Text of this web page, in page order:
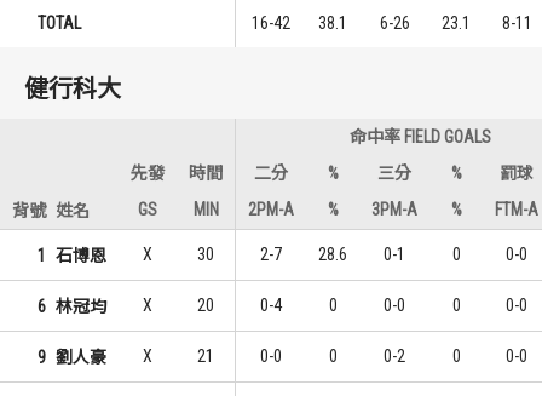
TOTAL 16-42 38.1 6-26 23.1 8-11
健行科大
命中率 FIELD GOALS
先發
時間 二分 % 三分 %
罰球
背號 姓名 GS MIN 2PM-A % 3PM-A % FTM-A
1 石博恩 X 30 2-7 28.6 0-1 0 0-0
6 林冠均 X 20 0-4 0 0-0 0 0-0
9 劉人豪 X 21 0-0 0 0-2 0 0-0